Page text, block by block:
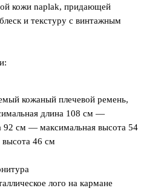
кожи naplak, придающей
и текстуру с винтажным
кожаный плечевой ремень,
длина 108 см —
92 см — максимальная высота 54
46 см
лого на кармане